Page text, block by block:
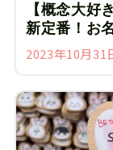
【概念大好
新定番！お
2023年10月31